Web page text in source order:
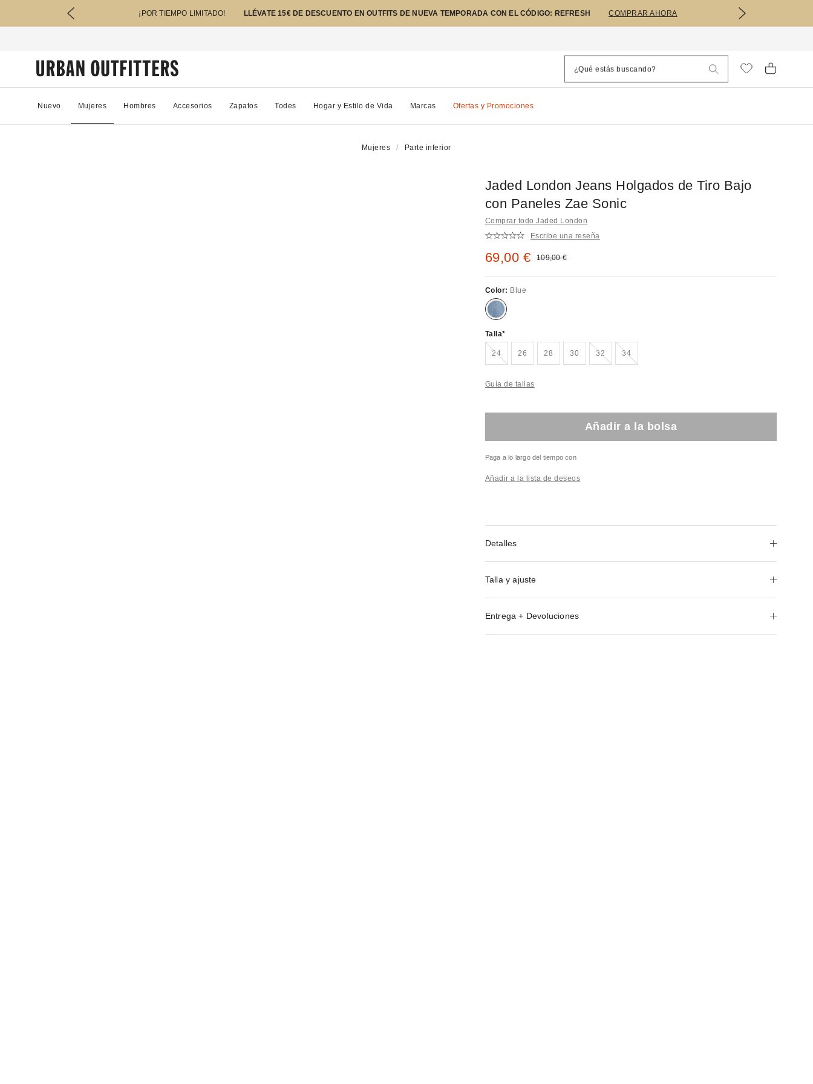
¡POR TIEMPO LIMITADO! LLÉVATE 15€ DE DESCUENTO EN OUTFITS DE NUEVA TEMPORADA CON EL CÓDIGO: REFRESH COMPRAR AHORA
Nuevo Mujeres Hombres Accesorios Zapatos Todes Hogar y Estilo de Vida Marcas Ofertas y Promociones
Mujeres Parte inferior
Jaded London Jeans Holgados de Tiro Bajo
con Paneles Zae Sonic
Comprar todo Jaded London
Escribe una reseña
Precio rebajado:
69,00 € Precio original:
109,00 €
Color: Blue
Talla
24¡Agotado!
26 28 30 32¡Agotado!
34¡Agotado!
Guía de tallas
Añadir a la bolsa
Paga a lo largo del tiempo con
Añadir a la lista de deseos
Detalles
Talla y ajuste
Entrega + Devoluciones